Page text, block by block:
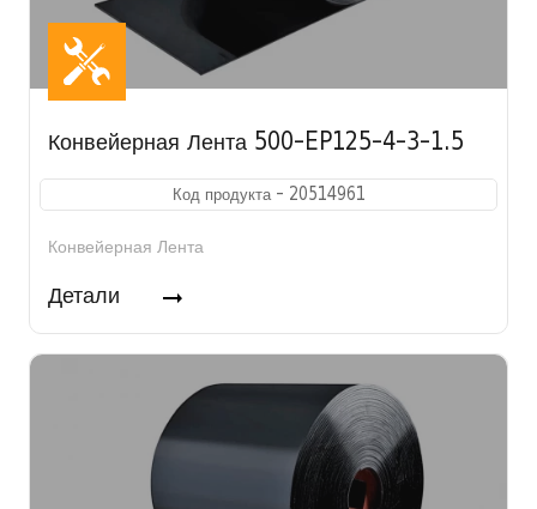
Конвейерная Лента 500-EP125-4-3-1.5
Код продукта - 20514961
Конвейерная Лента
Детали